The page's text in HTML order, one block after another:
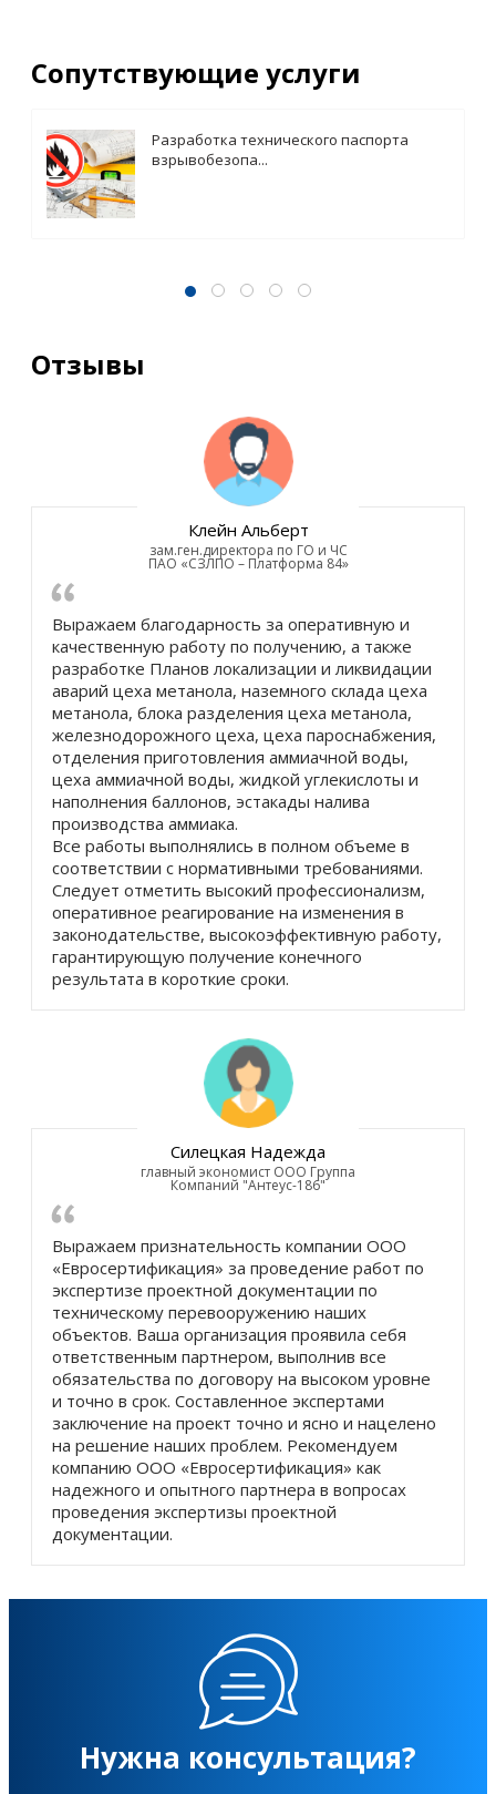
Сопутствующие услуги
Разработка технического паспорта
взрывобезопа...
Отзывы
Клейн Альберт
зам.ген.директора по ГО и ЧС
ПАО «СЗЛПО – Платформа 84»
Выражаем благодарность за оперативную и
качественную работу по получению, а также
разработке Планов локализации и ликвидации
аварий цеха метанола, наземного склада цеха
метанола, блока разделения цеха метанола,
железнодорожного цеха, цеха пароснабжения,
отделения приготовления аммиачной воды,
цеха аммиачной воды, жидкой углекислоты и
наполнения баллонов, эстакады налива
производства аммиака.
Все работы выполнялись в полном объеме в
соответствии с нормативными требованиями.
Следует отметить высокий профессионализм,
оперативное реагирование на изменения в
законодательстве, высокоэффективную работу,
гарантирующую получение конечного
результата в короткие сроки.
Силецкая Надежда
главный экономист ООО Группа
Компаний "Антеус-186"
Выражаем признательность компании ООО
«Евросертификация» за проведение работ по
экспертизе проектной документации по
техническому перевооружению наших
объектов. Ваша организация проявила себя
ответственным партнером, выполнив все
обязательства по договору на высоком уровне
и точно в срок. Составленное экспертами
заключение на проект точно и ясно и нацелено
на решение наших проблем. Рекомендуем
компанию ООО «Евросертификация» как
надежного и опытного партнера в вопросах
проведения экспертизы проектной
документации.
Нужна консультация?